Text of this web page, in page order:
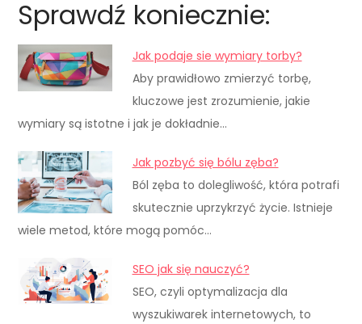
Sprawdź koniecznie:
Jak podaje sie wymiary torby?
Aby prawidłowo zmierzyć torbę,
kluczowe jest zrozumienie, jakie
wymiary są istotne i jak je dokładnie…
Jak pozbyć się bólu zęba?
Ból zęba to dolegliwość, która potrafi
skutecznie uprzykrzyć życie. Istnieje
wiele metod, które mogą pomóc…
SEO jak się nauczyć?
SEO, czyli optymalizacja dla
wyszukiwarek internetowych, to